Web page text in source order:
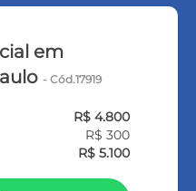
em
- Cód.17919
R$ 4.800
R$ 300
R$ 5.100